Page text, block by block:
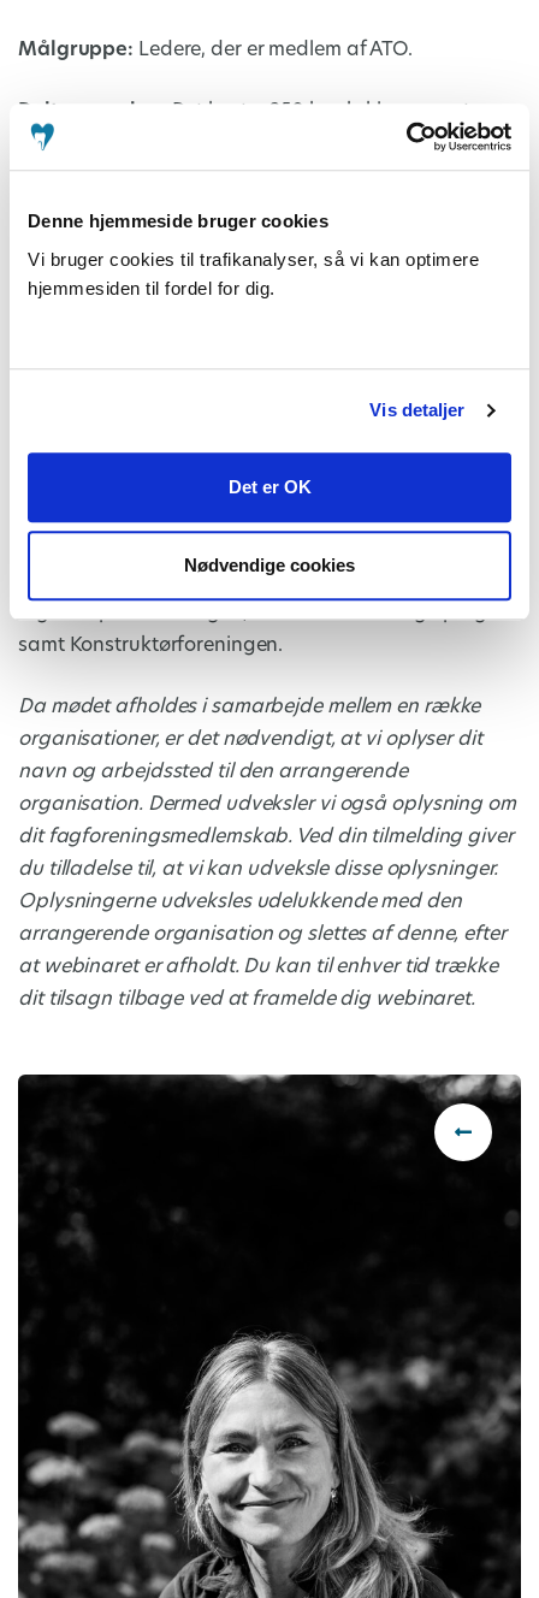
Denne hjemmeside bruger cookies
Vi bruger cookies til trafikanalyser, så vi kan optimere
hjemmesiden til fordel for dig.
Vis detaljer
Det er OK
Nødvendige cookies
Målgruppe: Ledere, der er medlem af ATO.
deltage.
‘Inspiration og værktøjer til dig, som er leder’.
Morgenmødet er arrangeret af Forbundet Arkitekter
og Designere i samarbejde med Danske Scenografer,
DM, ATO (Ansatte Tandlægers Organisation), Dansk
Fysioterapeuter, Den Danske Dyrlægeforening,
samt Konstruktørforeningen.
Da mødet afholdes i samarbejde mellem en række
organisationer, er det nødvendigt, at vi oplyser dit
navn og arbejdssted til den arrangerende
organisation. Dermed udveksler vi også oplysning om
dit fagforeningsmedlemskab. Ved din tilmelding giver
du tilladelse til, at vi kan udveksle disse oplysninger.
Oplysningerne udveksles udelukkende med den
arrangerende organisation og slettes af denne, efter
at webinaret er afholdt. Du kan til enhver tid trække
dit tilsagn tilbage ved at framelde dig webinaret.